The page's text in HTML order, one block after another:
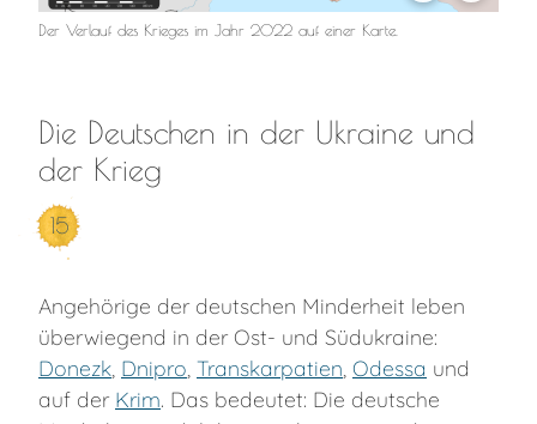
Der Verlauf des Krieges im Jahr 2022 auf einer Karte.
Die Deutschen in der Ukraine und
der Krieg
15
Angehörige der deutschen Minderheit leben
überwiegend in der Ost- und Südukraine:
Donezk Dnipro Transkarpatien Odessa und
auf der Krim. Das bedeutet: Die deutsche